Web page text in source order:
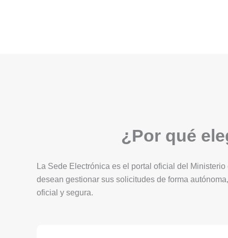
¿Por qué
La Sede Electrónica es el portal oficial del
desean gestionar sus solicitudes de forma
oficial y segura.